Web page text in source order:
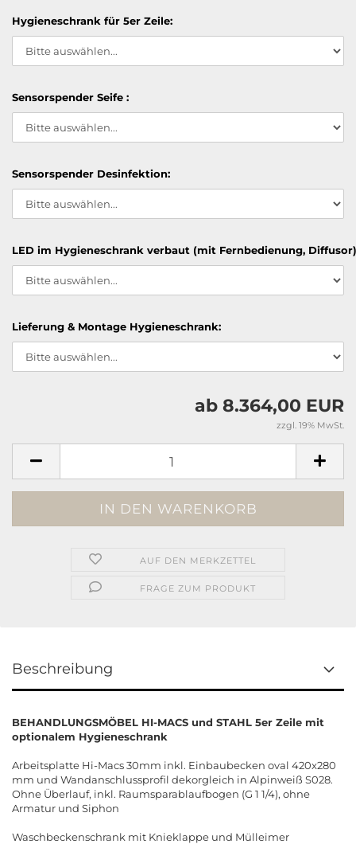
Hygieneschrank für 5er Zeile:
Sensorspender Seife :
Sensorspender Desinfektion:
LED im Hygieneschrank verbaut (mit Fernbedienung,
Lieferung & Montage Hygieneschrank:
ab 8.364,00 EUR
zzgl. 19% MwSt.
AUF DEN MERKZETTEL
FRAGE ZUM PRODUKT
Beschreibung
BEHANDLUNGSMÖBEL HI-MACS und STAHL 5er Zeile mit
optionalem Hygieneschrank
Arbeitsplatte Hi-Macs 30mm inkl. Einbaubecken oval 420x280
mm und Wandanschlussprofil dekorgleich in Alpinweiß S028.
Ohne Überlauf, inkl. Raumsparablaufbogen (G 1 1/4), ohne
Armatur und Siphon
Waschbeckenschrank mit Knieklappe und Mülleimer